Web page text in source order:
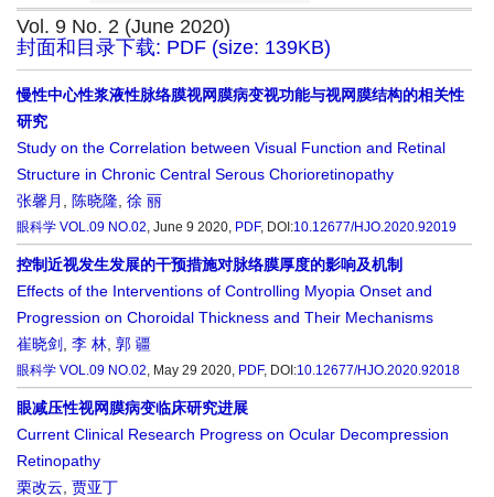
Vol. 9 No. 2 (June 2020)
封面和目录下载: PDF (size: 139KB)
慢性中心性浆液性脉络膜视网膜病变视功能与视网膜结构的相关性
研究
Study on the Correlation between Visual Function and Retinal
Structure in Chronic Central Serous Chorioretinopathy
张馨月
陈晓隆 徐 丽
眼科学 VOL.09 NO.02, June 9 2020, PDF, DOI:10.12677/HJO.2020.92019
控制近视发生发展的干预措施对脉络膜厚度的影响及机制
Effects of the Interventions of Controlling Myopia Onset and
Progression on Choroidal Thickness and Their Mechanisms
崔晓剑
李 林 郭 疆
眼科学 VOL.09 NO.02, May 29 2020, PDF, DOI:10.12677/HJO.2020.92018
眼减压性视网膜病变临床研究进展
Current Clinical Research Progress on Ocular Decompression
Retinopathy
栗改云 贾亚丁